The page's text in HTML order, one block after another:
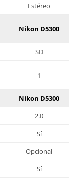
Estéreo
Nikon D5300
SD
1
Nikon D5300
2.0
Sí
Opcional
Sí